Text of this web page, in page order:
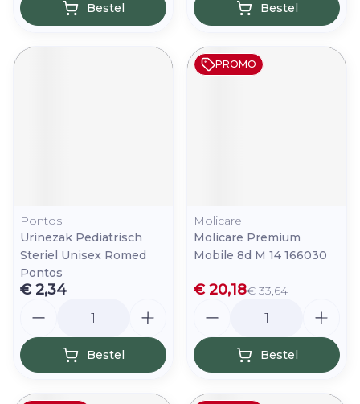
Bestel Bestel
Pontos
Urinezak Pediatrisch
Steriel Unisex Romed
Pontos
€ 2,34
Bestel
PROMO
Molicare
Molicare Premium
Mobile 8d M 14 166030
€ 33,64
€ 20,18
Bestel